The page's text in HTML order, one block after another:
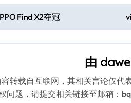
Find X2夺冠
由
容转载自互联网，其相关言论仅
问题，请提交相关链接至邮箱：